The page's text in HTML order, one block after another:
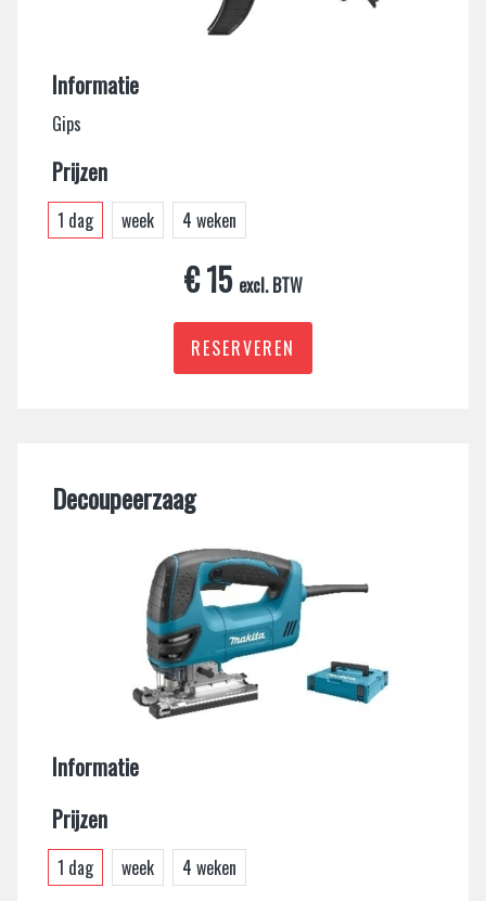
Informatie
Gips
Prijzen
1 dag week 4 weken
€ 15 excl. BTW
RESERVEREN
Decoupeerzaag
Informatie
Prijzen
1 dag week 4 weken